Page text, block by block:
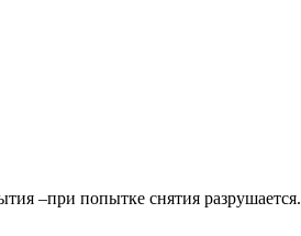
–при попытке снятия разрушается.